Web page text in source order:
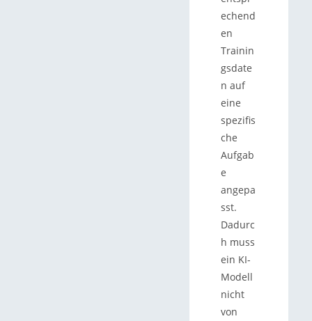
echend
en
Trainin
gsdate
n auf
eine
spezifis
che
Aufgab
e
angepa
sst.
Dadurc
h muss
ein KI-
Modell
nicht
von